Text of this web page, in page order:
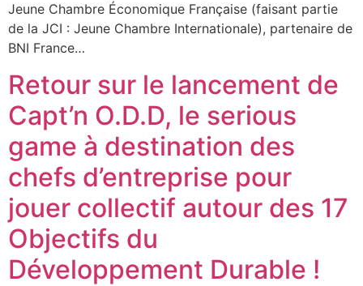
Jeune Chambre Économique Française (faisant partie
de la JCI : Jeune Chambre Internationale), partenaire de
BNI France…
Retour sur le lancement de
Capt’n O.D.D, le serious
game à destination des
chefs d’entreprise pour
jouer collectif autour des 17
Objectifs du
Développement Durable !